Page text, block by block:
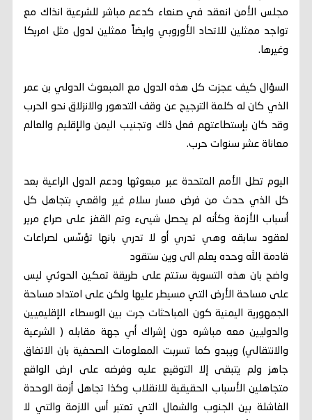
مجلس الأمن انعقد في صنعاء كدعم مباشر للشرعية انذاك مع
تواجد ممثلين للاتحاد الأوروبي وايضاً ممثلين لدول مثل امريكا
وغيرها.
السؤال كيف عجزت كل هذه الدول مع المبعوث الدولي بن عمر
الذي كان له كلمة الترجيح عن وقف التدهور والانزلاق نحو الحرب
وقد كان بإستطاعتهم فعل ذلك وتجنيب اليمن والإقليم والعالم
معاناة عشر سنوات حرب.
اليوم تطل الأمم المتحدة عبر مبعوثها ودعم الدول الراعية بعد
كل الذي حدث من فرض مسار سلام غير واقعي بتجاهل كل
أسباب الأزمة وكأنه لم يحصل شيىء وتم القفز على صراع مرير
لعقود سابقه وهي تدري أو لا تدري بانها تؤسّس لصراعات
قادمة الله وحده يعلم الى وين ستقود
واضح بان هذه التسوية ستتم على طريقة تمكين الحوثي ليس
على مساحة الأرض التي مسيطر عليها ولكن على امتداد مساحة
الجمهورية اليمنية كون المباحثات جرت بين الوسطاء الإقليميين
والدوليين معه مباشره دون إشراك أي جهة مقابله ( الشرعية
والانتقالي) ويبدو كما تسربت المعلومات الصحفية بان الاتفاق
جاهز ولم يتبقى إلا التوقيع عليه وفرضه على ارض الواقع
متجاهلين الأسباب الحقيقية للانقلاب وكذا تجاهل أزمة الوحدة
الفاشلة بين الجنوب والشمال التي تعتبر أس الازمة والتي لا